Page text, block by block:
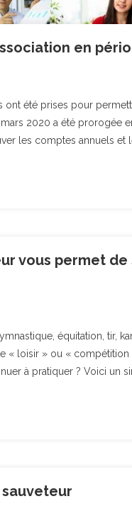
en
été prises pour
2020 a été prorogée
les comptes annuels et
vous permet de
équitation, tir,
« loisir » ou «
à pratiquer ? Voici un